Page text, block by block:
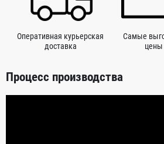
Оперативная курьерская
доставка
Самые
цены
Процесс производства